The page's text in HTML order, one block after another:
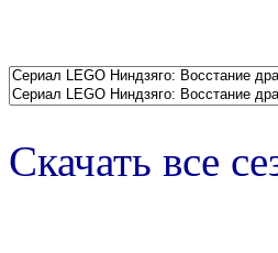
Скачать все